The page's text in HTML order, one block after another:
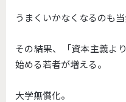
うまくいかなくなるのも当
その結果、「資本主義よ
始める若者が増える。
大学無償化。